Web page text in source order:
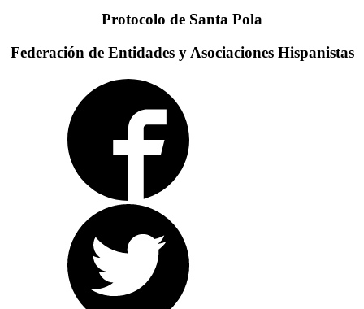
Protocolo de Santa Pola
Federación de Entidades y Asociaciones Hispanistas